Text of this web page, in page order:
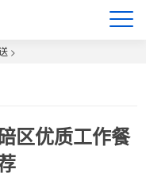
>
区优质工作餐